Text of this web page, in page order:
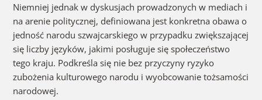
Niemniej jednak w dyskusjach prowadzonych w mediach i
na arenie politycznej, definiowana jest konkretna obawa o
jedność narodu szwajcarskiego w przypadku zwiększającej
się liczby języków, jakimi posługuje się społeczeństwo
tego kraju. Podkreśla się nie bez przyczyny ryzyko
zubożenia kulturowego narodu i wyobcowanie tożsamości
narodowej.